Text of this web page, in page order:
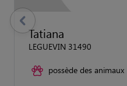
Tatiana
LEGUEVIN 31490
possède des animaux
previous